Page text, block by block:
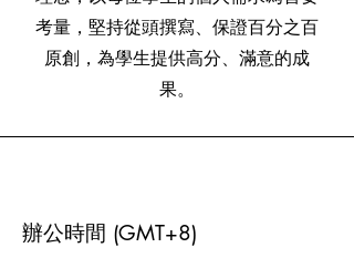
考量，堅持從頭撰寫、保證百分之百
原創，為學生提供高分、滿意的成
果。
辦公時間 (GMT+8)